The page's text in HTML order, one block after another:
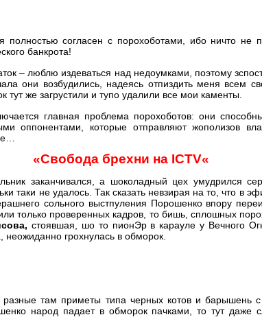
полностью согласен с порохоботами, ибо ничто не
банкрота!
– люблю издеваться над недоумками, поэтому
они возбудились, надеясь отпиздить меня всем
тут же загрустили и тупо удалили все мои каменты.
главная проблема порохоботов: они
оппонентами, которые отправляют жополизов
«Свобода брехни на ICTV«
заканчивался, а шоколадный цех умудрился
таки не удалось. Так сказать невзирая на то, что в
сольного выстпуления Порошенко впору
только проверенных кадров, то бишь, сплошных
стоявшая, шо то пионЭр в карауле у Вечного
неожиданно грохнулась в обморок.
там приметы типа черных котов и барышень
народ падает в обморок пачками, то тут даже